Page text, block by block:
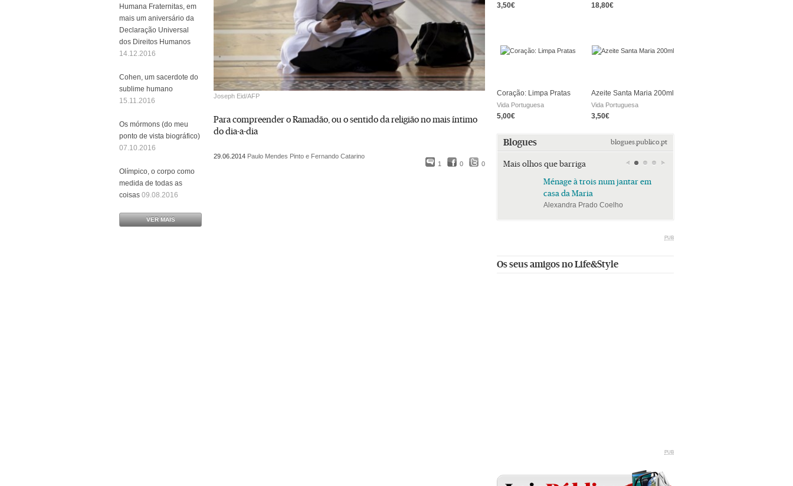
Joseph Eid/AFP
Para compreender o Ramadão, ou o sentido da religião no mais íntimo
do dia-a-dia
1 0 0
29.06.2014 Paulo Mendes Pinto e Fernando Catarino
Humana Fraternitas, em
mais um aniversário da
Declaração Universal
dos Direitos Humanos
14.12.2016
Cohen, um sacerdote do
sublime humano
15.11.2016
Os mórmons (do meu
ponto de vista biográfico)
07.10.2016
Olímpico, o corpo como
medida de todas as
coisas 09.08.2016
VER MAIS
3,50€ 18,80€
Coração: Limpa Pratas
Vida Portuguesa
5,00€
Azeite Santa Maria 200ml
Vida Portuguesa
3,50€
Blogues blogues.publico.pt
Mais olhos que barriga
Ménage à trois num jantar em
casa da Maria
Alexandra Prado Coelho
PUB
Os seus amigos no Life&Style
PUB